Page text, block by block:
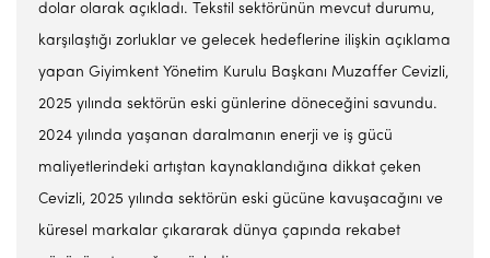
dolar olarak açıkladı. Tekstil sektörünün mevcut durumu,
karşılaştığı zorluklar ve gelecek hedeflerine ilişkin açıklama
yapan Giyimkent Yönetim Kurulu Başkanı Muzaffer Cevizli,
2025 yılında sektörün eski günlerine döneceğini savundu.
2024 yılında yaşanan daralmanın enerji ve iş gücü
maliyetlerindeki artıştan kaynaklandığına dikkat çeken
Cevizli, 2025 yılında sektörün eski gücüne kavuşacağını ve
küresel markalar çıkararak dünya çapında rekabet